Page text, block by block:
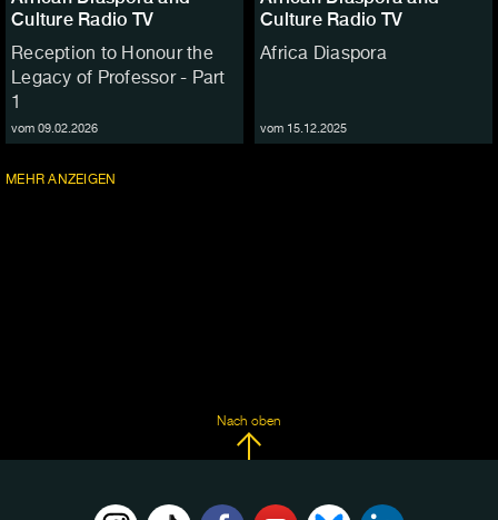
Culture Radio TV
Reception to Honour the
Legacy of Professor - Part
1
vom 09.02.2026
Culture Radio TV
Africa Diaspora
vom 15.12.2025
MEHRFOLGEN
ANZEIGEN
Nach oben